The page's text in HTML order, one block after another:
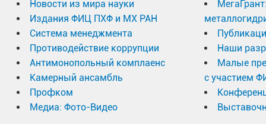
Новости из мира науки
Издания ФИЦ ПХФ и МХ РАН
Система менеджмента
Противодействие коррупции
Антимонопольный комплаенс
Камерный ансамбль
Профком
Медиа: Фото-Видео
Наши
Малые
с участием